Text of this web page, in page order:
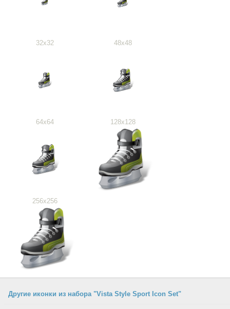
32x32 48x48
64x64 128x128
256x256
Другие иконки из набора "Vista Style Sport Icon Set"